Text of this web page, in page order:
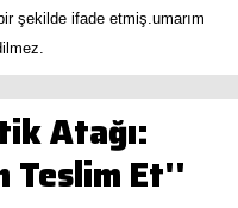
şekilde ifade etmiş.umarım
Atağı:
Teslim Et''